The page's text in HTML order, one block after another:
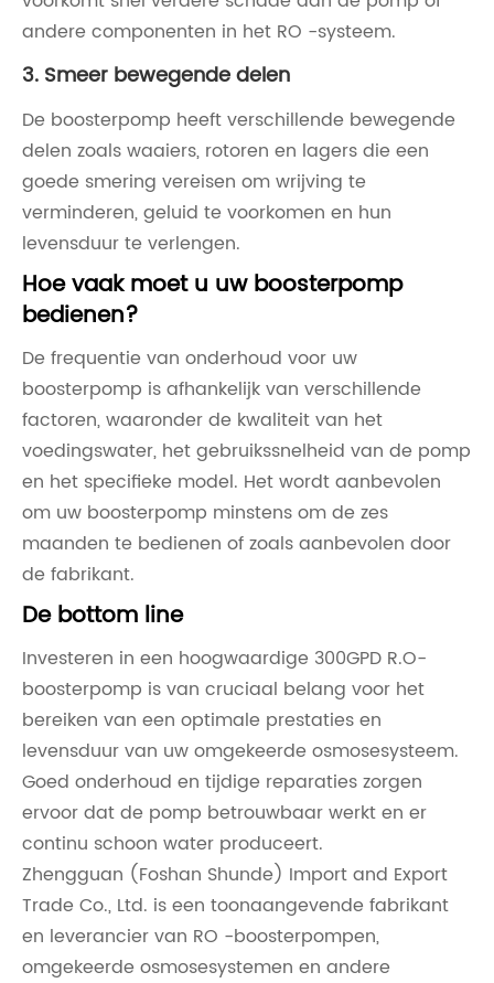
andere componenten in het RO -systeem.
3. Smeer bewegende delen
De boosterpomp heeft verschillende bewegende
delen zoals waaiers, rotoren en lagers die een
goede smering vereisen om wrijving te
verminderen, geluid te voorkomen en hun
levensduur te verlengen.
Hoe vaak moet u uw boosterpomp
bedienen?
De frequentie van onderhoud voor uw
boosterpomp is afhankelijk van verschillende
factoren, waaronder de kwaliteit van het
voedingswater, het gebruikssnelheid van de pomp
en het specifieke model. Het wordt aanbevolen
om uw boosterpomp minstens om de zes
maanden te bedienen of zoals aanbevolen door
de fabrikant.
De bottom line
Investeren in een hoogwaardige 300GPD R.O-
boosterpomp is van cruciaal belang voor het
bereiken van een optimale prestaties en
levensduur van uw omgekeerde osmosesysteem.
Goed onderhoud en tijdige reparaties zorgen
ervoor dat de pomp betrouwbaar werkt en er
continu schoon water produceert.
Zhengguan (Foshan Shunde) Import and Export
Trade Co., Ltd. is een toonaangevende fabrikant
en leverancier van RO -boosterpompen,
omgekeerde osmosesystemen en andere